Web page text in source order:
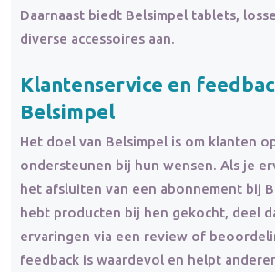
Daarnaast biedt Belsimpel tablets,
diverse accessoires aan.
Klantenservice en
Belsimpel
Het doel van Belsimpel is om klanten
ondersteunen bij hun wensen. Als je
het afsluiten van een abonnement bij
hebt producten bij hen gekocht, deel
ervaringen via een review of
feedback is waardevol en helpt